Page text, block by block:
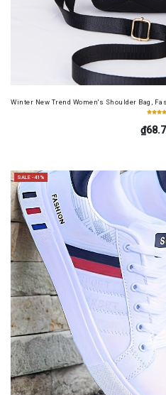
Winter New Trend Women's Shoulder Bag,
SALE -41%